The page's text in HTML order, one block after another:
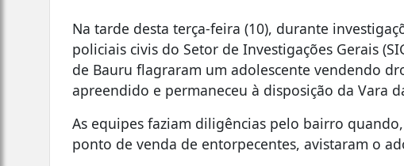
Na tarde desta terça-feira (10), durante
policiais civis do Setor de Investigações Gerais
de Bauru flagraram um adolescente vendendo
apreendido e permaneceu à disposição da Vara
As equipes faziam diligências pelo bairro
ponto de venda de entorpecentes, avistaram o